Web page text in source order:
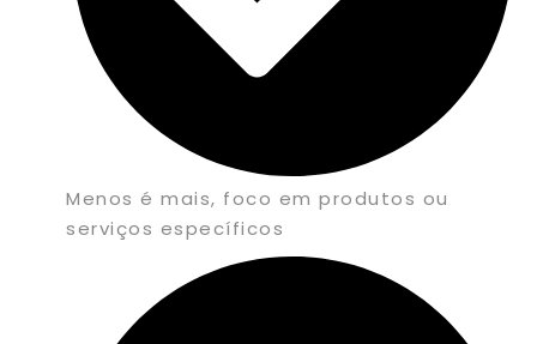
Menos é mais, foco em produtos ou
serviços específicos